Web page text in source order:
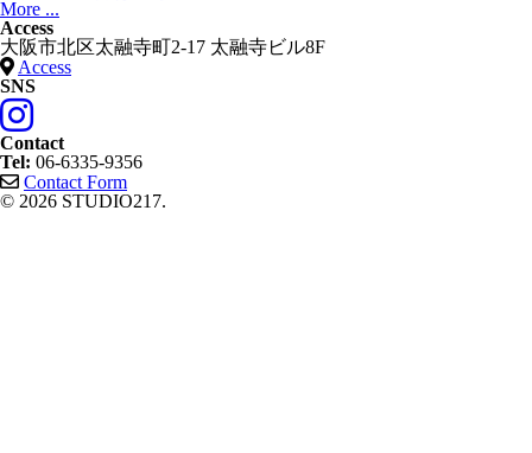
More ...
Access
大阪市北区太融寺町2-17 太融寺ビル8F
Access
SNS
Contact
Tel: 06-6335-9356
Contact Form
© 2026 STUDIO217.